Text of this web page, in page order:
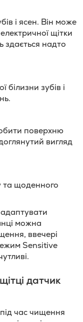
і ясен. Він може
щітки
здається надто
зубів і
поверхню
вигляд
та щоденного
можна
ввечері
Sensitive
датчик
час чищення